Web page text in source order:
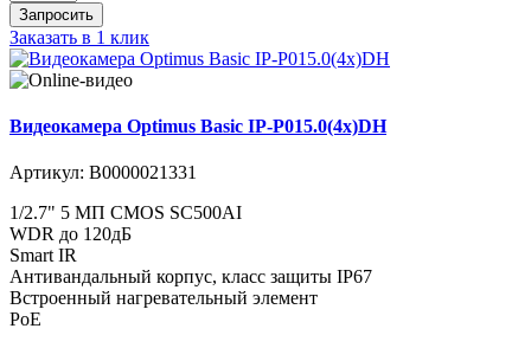
Запросить
Заказать в 1 клик
Видеокамера Optimus Basic IP-P015.0(4x)DH
Артикул: В0000021331
1/2.7" 5 МП CMOS SC500AI
WDR до 120дБ
Smart IR
Антивандальный корпус, класс защиты IР67
Встроенный нагревательный элемент
PoE